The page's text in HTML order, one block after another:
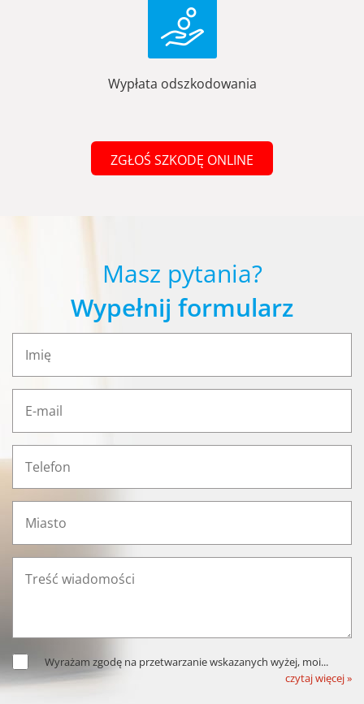
Wypłata odszkodowania
ZGŁOŚ SZKODĘ ONLINE
Masz pytania?
Wypełnij formularz
Wyrażam zgodę na przetwarzanie wskazanych wyżej, moi...
czytaj więcej »